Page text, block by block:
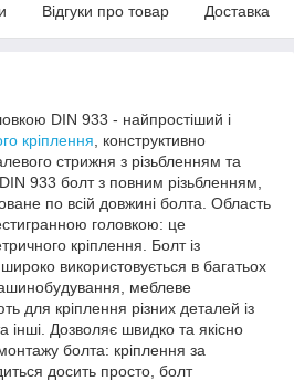
Відгуки про товар Доставка
DIN 933 - найпростіший і
кріплення , конструктивно
стрижня з різьбленням та
933 болт з повним різьбленням,
по всій довжині болта. Область
головкою: це
кріплення. Болт із
використовується в багатьох
меблеве
для кріплення різних деталей із
інші. Дозволяє швидко та якісно
болта: кріплення за
досить просто, болт